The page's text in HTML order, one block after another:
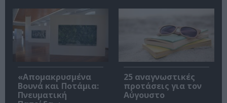
«Απομακρυσμένα
Βουνά και Ποτάμια:
Πνευματική
25 αναγνωστικές
προτάσεις για τον
Αύγουστο